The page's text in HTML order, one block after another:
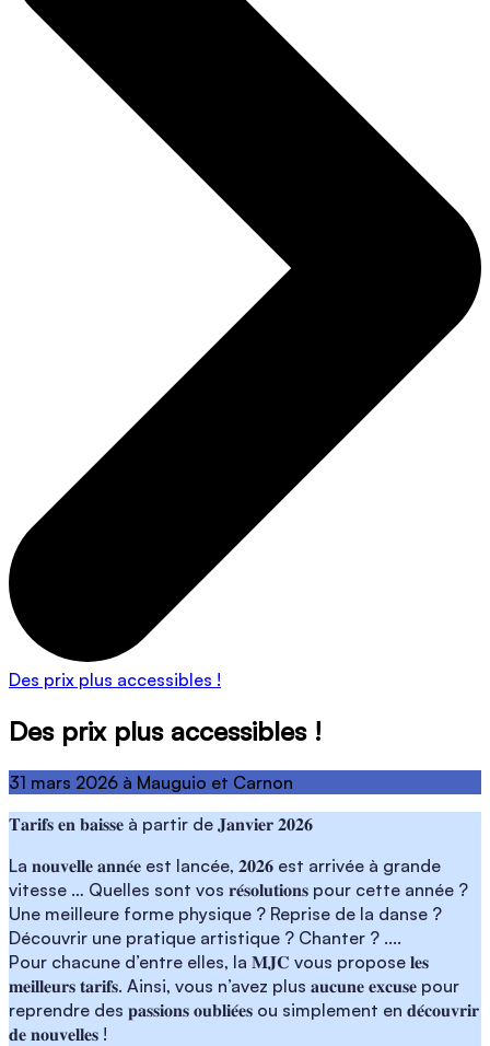
Des prix plus accessibles !
Des prix plus accessibles !
31 mars 2026 à Mauguio et Carnon
𝐓𝐚𝐫𝐢𝐟𝐬 𝐞𝐧 𝐛𝐚𝐢𝐬𝐬𝐞 à partir de 𝐉𝐚𝐧𝐯𝐢𝐞𝐫 𝟐𝟎𝟐𝟔
La 𝐧𝐨𝐮𝐯𝐞𝐥𝐥𝐞 𝐚𝐧𝐧𝐞́𝐞 est lancée, 𝟐𝟎𝟐𝟔 est arrivée à grande
vitesse … Quelles sont vos 𝐫𝐞́𝐬𝐨𝐥𝐮𝐭𝐢𝐨𝐧𝐬 pour cette année ?
Une meilleure forme physique ? Reprise de la danse ?
Découvrir une pratique artistique ? Chanter ? ....
Pour chacune d’entre elles, la 𝐌𝐉𝐂 vous propose 𝐥𝐞𝐬
𝐦𝐞𝐢𝐥𝐥𝐞𝐮𝐫𝐬 𝐭𝐚𝐫𝐢𝐟𝐬. Ainsi, vous n’avez plus 𝐚𝐮𝐜𝐮𝐧𝐞 𝐞𝐱𝐜𝐮𝐬𝐞 pour
reprendre des 𝐩𝐚𝐬𝐬𝐢𝐨𝐧𝐬 𝐨𝐮𝐛𝐥𝐢𝐞́𝐞𝐬 ou simplement en 𝐝𝐞́𝐜𝐨𝐮𝐯𝐫𝐢𝐫
𝐝𝐞 𝐧𝐨𝐮𝐯𝐞𝐥𝐥𝐞𝐬 !